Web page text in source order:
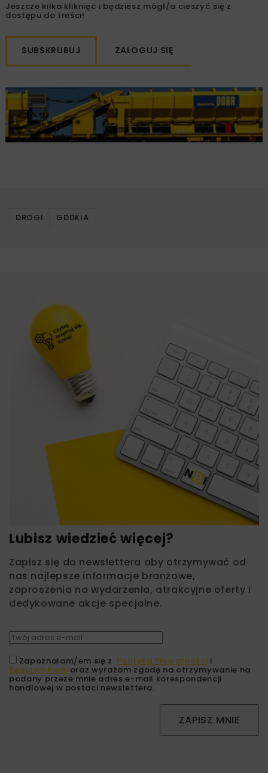
Jeszcze kilka kliknięć i będziesz mógł/a cieszyć się z
dostępu do treści!
SUBSKRUBUJ ZALOGUJ SIĘ
DROGI GDDKIA
Lubisz wiedzieć więcej?
Zapisz się do newslettera aby otrzymywać od
nas najlepsze informacje branżowe,
zaproszenia na wydarzenia, atrakcyjne oferty i
dedykowane akcje specjalne.
Zapoznałam/em się z Polityką Prywatności i
Regulaminem oraz wyrażam zgodę na otrzymywanie na
podany przeze mnie adres e-mail korespondencji
handlowej w postaci newslettera.
ZAPISZ MNIE